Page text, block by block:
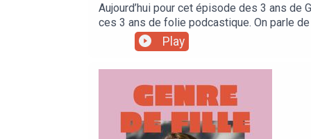
Aujourd’hui pour cet épisode des 3 ans
ces 3 ans de folie podcastique. On parle
qu'elles se sentent obligées d'écouter
le lancement de Cherchez Le Garçon,
j'aurais pu couper un bout de la phrase
soutien. Sans vous je n'aurais jamais
pouvez aussi suivre Cherchez le Garçon
Soutenez Genre de Fille et faites un
Play